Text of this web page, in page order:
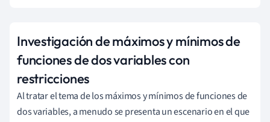
Investigación de máximos y mínimos de
funciones de dos variables con
restricciones
Al tratar el tema de los máximos y mínimos de funciones de
dos variables, a menudo se presenta un escenario en el que